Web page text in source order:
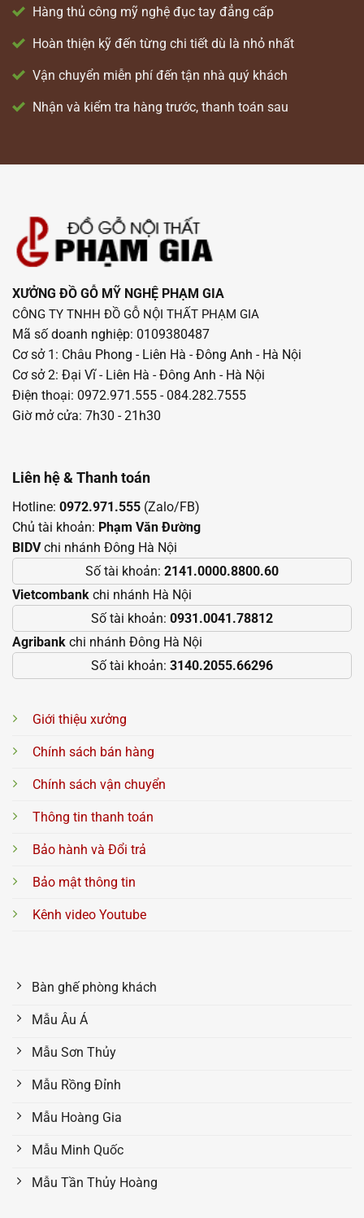
Hàng thủ công mỹ nghệ đục tay đẳng cấp
Hoàn thiện kỹ đến từng chi tiết dù là nhỏ nhất
Vận chuyển miễn phí đến tận nhà quý khách
Nhận và kiểm tra hàng trước, thanh toán sau
XƯỞNG ĐỒ GỖ MỸ NGHỆ PHẠM GIA
CÔNG TY TNHH ĐỒ GỖ NỘI THẤT PHẠM GIA
Mã số doanh nghiệp: 0109380487
Cơ sở 1: Châu Phong - Liên Hà - Đông Anh - Hà Nội
Cơ sở 2: Đại Vĩ - Liên Hà - Đông Anh - Hà Nội
Điện thoại: 0972.971.555 - 084.282.7555
Giờ mở cửa: 7h30 - 21h30
Liên hệ & Thanh toán
Hotline: 0972.971.555 (Zalo/FB)
Chủ tài khoản: Phạm Văn Đường
BIDVchi nhánh Đông Hà Nội
Số tài khoản: 2141.0000.8800.60
Vietcombank chi nhánh Hà Nội
Số tài khoản: 0931.0041.78812
Agribank chi nhánh Đông Hà Nội
Số tài khoản: 3140.2055.66296
Giới thiệu xưởng
Chính sách bán hàng
Chính sách vận chuyển
Thông tin thanh toán
Bảo hành và Đổi trả
Bảo mật thông tin
Kênh video Youtube
Bàn ghế phòng khách
Mẫu Âu Á
Mẫu Sơn Thủy
Mẫu Rồng Đỉnh
Mẫu Hoàng Gia
Mẫu Minh Quốc
Mẫu Tần Thủy Hoàng